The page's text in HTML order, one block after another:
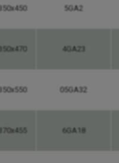
5GA2
4GA23
05GA32
6GA18